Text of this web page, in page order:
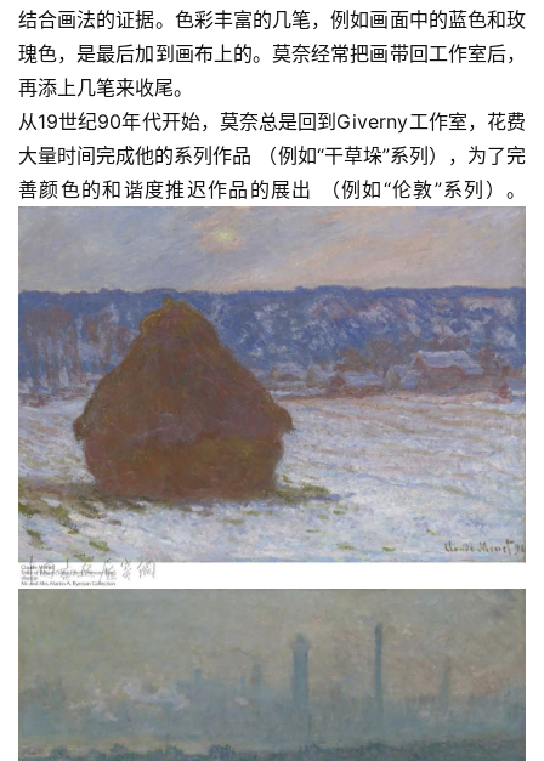
结合画法的证据。色彩丰富的几笔，例如画面中的蓝色和玫
瑰色，是最后加到画布上的。莫奈经常把画带回工作室后，
再添上几笔来收尾。
从19世纪90年代开始，莫奈总是回到Giverny工作室，花费
大量时间完成他的系列作品 （例如“干草垛”系列），为了完
善颜色的和谐度推迟作品的展出 （例如“伦敦”系列）。